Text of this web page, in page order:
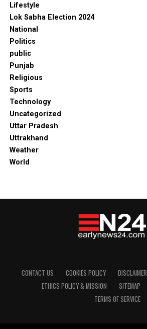
Lifestyle
Lok Sabha Election 2024
National
Politics
public
Punjab
Religious
Sports
Technology
Uncategorized
Uttar Pradesh
Uttrakhand
Weather
World
CONTACT US COOKIES POLICY DISCLAIMER
ETHICS POLICY & MISSION
SITEMAP
TERMS OF SERVICE